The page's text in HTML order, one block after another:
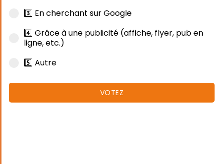
3️⃣ En cherchant sur Google
4️⃣ Grâce à une publicité (affiche, flyer, pub en
ligne, etc.)
5️⃣ Autre
VOTEZ